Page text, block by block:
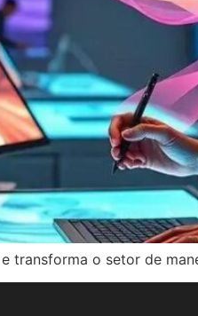
transforma o setor de